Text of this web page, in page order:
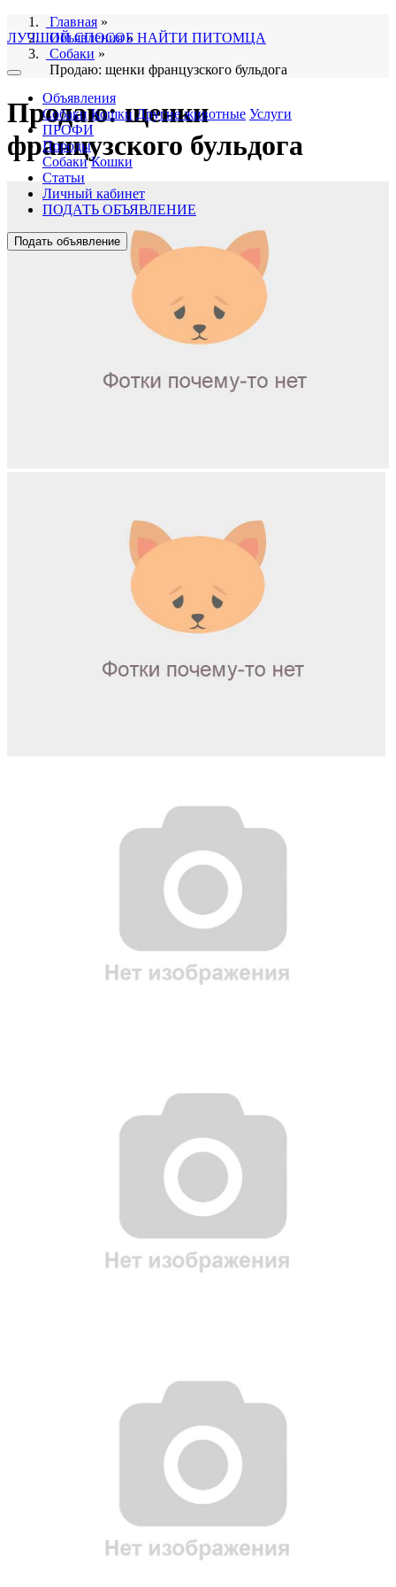
ЛУЧШИЙ СПОСОБ НАЙТИ ПИТОМЦА
Объявления
Собаки Кошки Другие животные Услуги
ПРОФИ
Породы
Собаки Кошки
Статьи
Личный кабинет
ПОДАТЬ ОБЪЯВЛЕНИЕ
Подать объявление
Главная »
Объявления»
Собаки »
Продаю: щенки французского бульдога
Продаю: щенки
французского бульдога